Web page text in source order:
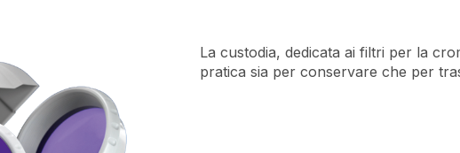
La custodia, dedicata ai filtri per la
pratica sia per conservare che per